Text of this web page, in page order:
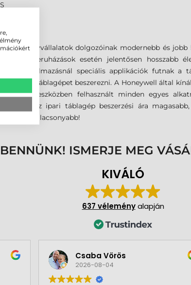
és nagyvállalatok dolgozóinak modernebb és
Céges beruházások esetén jelentősen hosszabb
alkalmazásnál speciális applikációk futnak a
típusú táblagépet beszerezni. A Honeywell által
az eszközben felhasznált minden egyes
véve az ipari táblagép beszerzési ára
sokkal alacsonyabb!
ISMERJE MEG
KIVÁLÓ
637 véleményalapján
Csaba Vörös
2026-08-04